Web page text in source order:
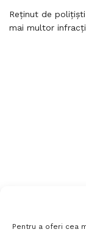
Pentru a oferi cea
Reținut de
mai multor